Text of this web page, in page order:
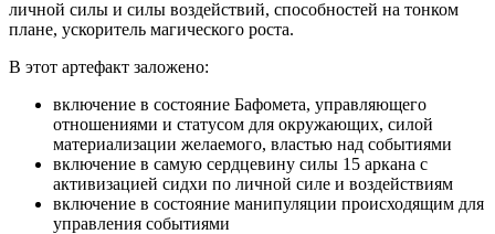
личной силы и силы воздействий, способностей на тонком
плане, ускоритель магического роста.
В этот артефакт заложено:
включение в состояние Бафомета, управляющего
отношениями и статусом для окружающих, силой
материализации желаемого, властью над событиями
включение в самую сердцевину силы 15 аркана с
активизацией сидхи по личной силе и воздействиям
включение в состояние манипуляции происходящим для
управления событиями